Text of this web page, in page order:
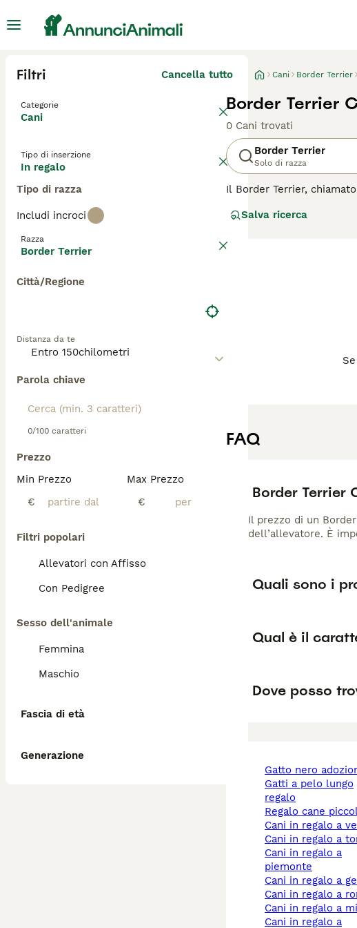
Filtri Cancella tutto
Categorie
Cani
Tipo di inserzione
In regalo
Tipo di razza
Includi incroci
Razza
Border Terrier
Città/Regione
Distanza da te
Parola chiave
0/100 caratteri
Prezzo
Min Prezzo
€
Max Prezzo
€
Filtri popolari
Allevatori con Affisso
Con Pedigree
Sesso dell'animale
Femmina
Maschio
Fascia di età
Generazione
Cani Border Terrier
Border Terrier
0 Cani trovati
Border Terrier
Solo di razza
Il Border Terrier,
che può essere di colori
animali domestici,
mentale per evitare la
volpe; quindi, uno
Salva ricerca
FAQ
Border Terrier
Il prezzo di un
dell’allevatore. È
Quali sono i
Qual è il
Dove posso
gatto nero
gatti a pelo lungo
regalo
regalo cane
cani in regalo a
cani in regalo a
cani in regalo a
piemonte
cani in regalo a
cani in regalo a
cani in regalo a
cani in regalo a